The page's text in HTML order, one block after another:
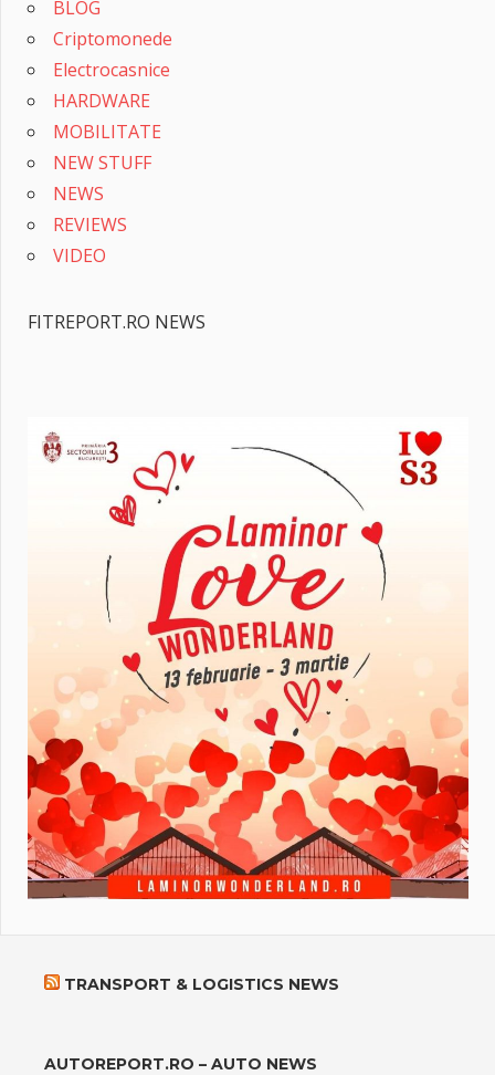
BLOG
Criptomonede
Electrocasnice
HARDWARE
MOBILITATE
NEW STUFF
NEWS
REVIEWS
VIDEO
FITREPORT.RO NEWS
TRANSPORT & LOGISTICS NEWS
AUTOREPORT.RO – AUTO NEWS